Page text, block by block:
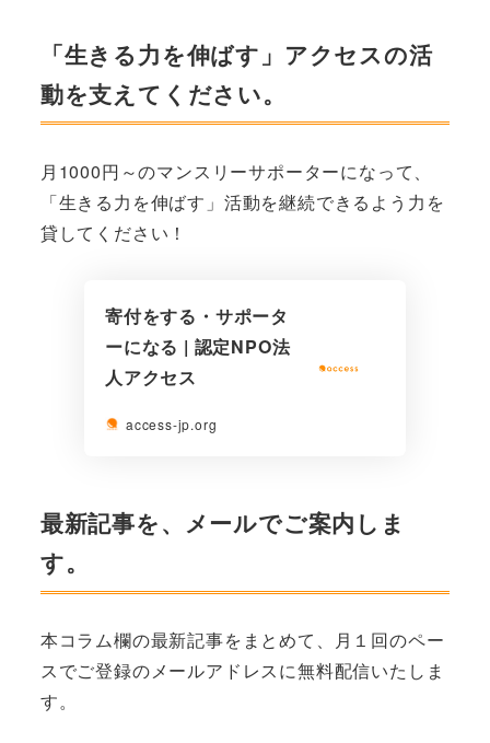
「生きる力を伸ばす」アクセスの活
動を支えてください。
月1000円～のマンスリーサポーターになって、
「生きる力を伸ばす」活動を継続できるよう力を
貸してください！
寄付をする・サポータ
ーになる | 認定NPO法
人アクセス
access-jp.org
最新記事を、メールでご案内しま
す。
本コラム欄の最新記事をまとめて、月１回のペー
スでご登録のメールアドレスに無料配信いたしま
す。